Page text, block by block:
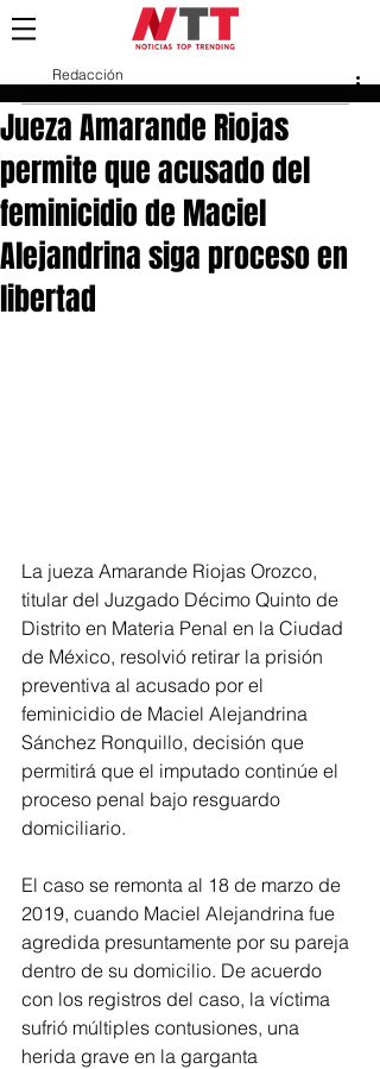
Jueza Amarande Riojas
permite que acusado del
feminicidio de Maciel
Alejandrina siga proceso en
libertad
Redacción
La jueza Amarande Riojas Orozco,
titular del Juzgado Décimo Quinto de
Distrito en Materia Penal en la Ciudad
de México, resolvió retirar la prisión
preventiva al acusado por el
feminicidio de Maciel Alejandrina
Sánchez Ronquillo, decisión que
permitirá que el imputado continúe el
proceso penal bajo resguardo
domiciliario.
El caso se remonta al 18 de marzo de
2019, cuando Maciel Alejandrina fue
agredida presuntamente por su pareja
dentro de su domicilio. De acuerdo
con los registros del caso, la víctima
sufrió múltiples contusiones, una
herida grave en la garganta